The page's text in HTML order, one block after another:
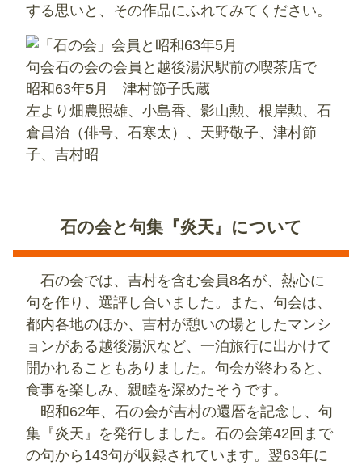
する思いと、その作品にふれてみてください。
句会石の会の会員と越後湯沢駅前の喫茶店で
昭和63年5月 津村節子氏蔵
左より畑農照雄、小島香、影山勲、根岸勲、石
倉昌治（俳号、石寒太）、天野敬子、津村節
子、吉村昭
石の会と句集『炎天』について
石の会では、吉村を含む会員8名が、熱心に
句を作り、選評し合いました。また、句会は、
都内各地のほか、吉村が憩いの場としたマンシ
ョンがある越後湯沢など、一泊旅行に出かけて
開かれることもありました。句会が終わると、
食事を楽しみ、親睦を深めたそうです。
昭和62年、石の会が吉村の還暦を記念し、句
集『炎天』を発行しました。石の会第42回まで
の句から143句が収録されています。翌63年に